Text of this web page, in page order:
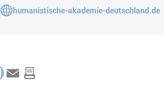
Gehe zur Website:
humanistische-akademie-deutschland.de